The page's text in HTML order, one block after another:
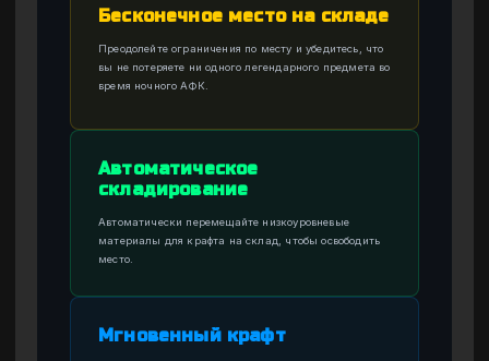
Бесконечное место на складе
Преодолейте ограничения по месту и убедитесь, что
вы не потеряете ни одного легендарного предмета во
время ночного АФК.
Автоматическое
складирование
Автоматически перемещайте низкоуровневые
материалы для крафта на склад, чтобы освободить
место.
Мгновенный крафт